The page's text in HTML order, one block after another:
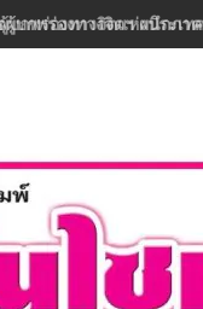
ผู้บกพร่องทางจิตฯ ผนึกภา